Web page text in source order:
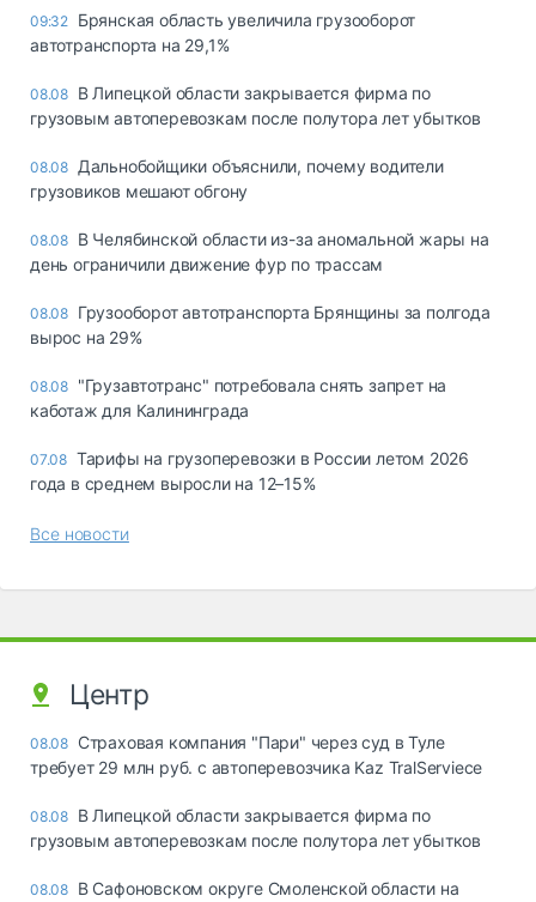
09:32 Брянская область увеличила грузооборот
автотранспорта на 29,1%
08.08 В Липецкой области закрывается фирма по
грузовым автоперевозкам после полутора лет убытков
08.08 Дальнобойщики объяснили, почему водители
грузовиков мешают обгону
08.08 В Челябинской области из-за аномальной жары на
день ограничили движение фур по трассам
08.08 Грузооборот автотранспорта Брянщины за полгода
вырос на 29%
08.08 "Грузавтотранс" потребовала снять запрет на
каботаж для Калининграда
07.08 Тарифы на грузоперевозки в России летом 2026
года в среднем выросли на 12–15%
Все новости
Центр
08.08 Страховая компания "Пари" через суд в Туле
требует 29 млн руб. с автоперевозчика Kaz TralServiece
08.08 В Липецкой области закрывается фирма по
грузовым автоперевозкам после полутора лет убытков
08.08 В Сафоновском округе Смоленской области на